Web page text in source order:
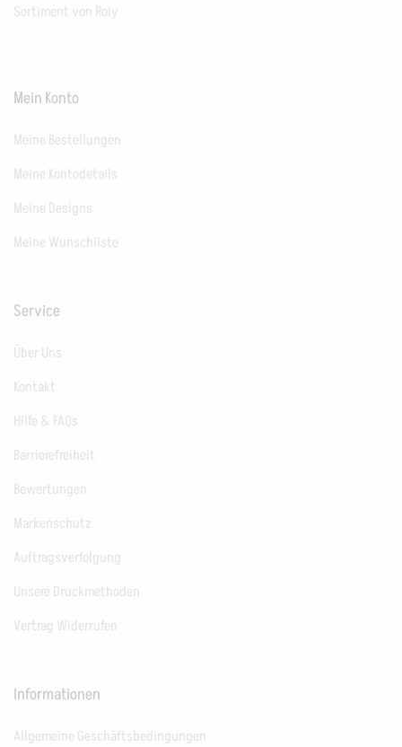
Sortiment von Roly
Mein Konto
Meine Bestellungen
Meine Kontodetails
Meine Designs
Meine Wunschliste
Service
Über Uns
Kontakt
Hilfe & FAQs
Barrierefreiheit
Bewertungen
Markenschutz
Auftragsverfolgung
Unsere Druckmethoden
Vertrag Widerrufen
Informationen
Allgemeine Geschäftsbedingungen